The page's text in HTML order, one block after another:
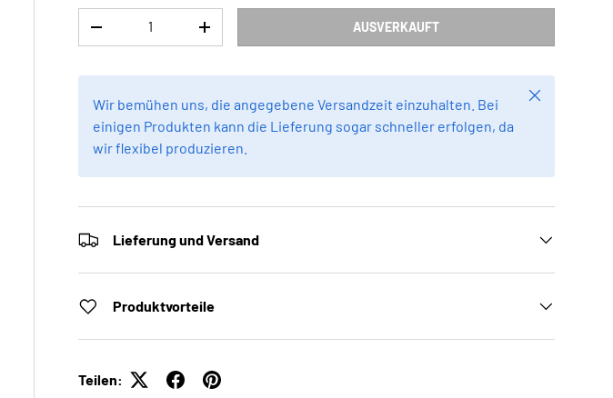
MENGE VERRINGERNMENGE ERHÖHEN AUSVERKAUFT
Wir bemühen uns, die angegebene Versandzeit einzuhalten. Bei
einigen Produkten kann die Lieferung sogar schneller erfolgen, da
wir flexibel produzieren.
Schließen
Lieferung und Versand
Produktvorteile
Teilen: